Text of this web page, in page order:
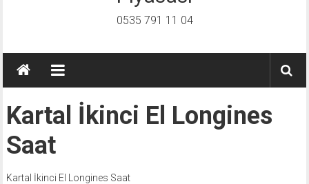
0535 791 11 04
Kartal İkinci El Longines
Saat
Kartal İkinci El Longines Saat